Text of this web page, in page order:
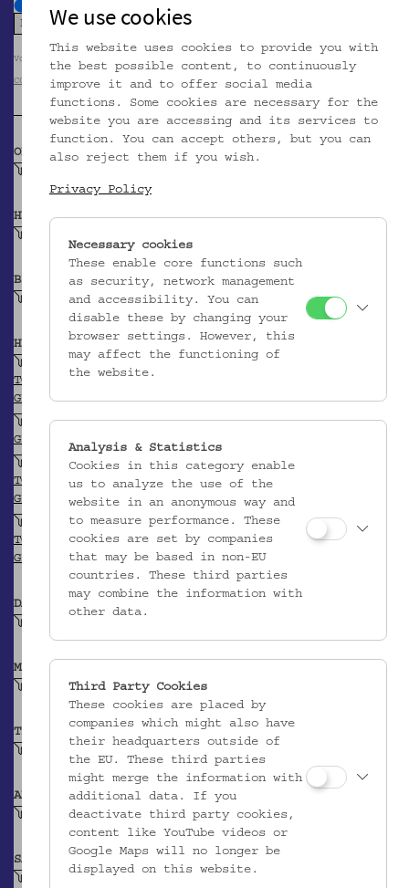
Volkskundemuseum Wien
CC BY-NC-SA
OBJEKTKLASSE
HERSTELLER/IN
BEITRAGENDE/R
Krpata, Margit Z
HERKUNFT
Griechenland
TGN
GEONAMES
Agios Minas (Kloster)
GEONAMES
Zypern
TGN
GEONAMES
Paphos
TGN
GEONAMES
DATIERUNG
MATERIAL
TECHNIK
ABBILDUNG
SAMMLUNG
Krpata, Margit Z: Ethnografische Objekte aus
We use cookies
This website uses cookies to provide you with
the best possible content, to continuously
improve it and to offer social media
functions. Some cookies are necessary for the
website you are accessing and its services to
function. You can accept others, but you can
also reject them if you wish.
Privacy Policy
Necessary cookies
These enable core functions such
as security, network management
and accessibility. You can
disable these by changing your
browser settings. However, this
may affect the functioning of
the website.
Analysis & Statistics
Cookies in this category enable
us to analyze the use of the
website in an anonymous way and
to measure performance. These
cookies are set by companies
that may be based in non-EU
countries. These third parties
may combine the information with
other data.
Third Party Cookies
These cookies are placed by
companies which might also have
their headquarters outside of
the EU. These third parties
might merge the information with
additional data. If you
deactivate third party cookies,
content like YouTube videos or
Google Maps will no longer be
displayed on this website.